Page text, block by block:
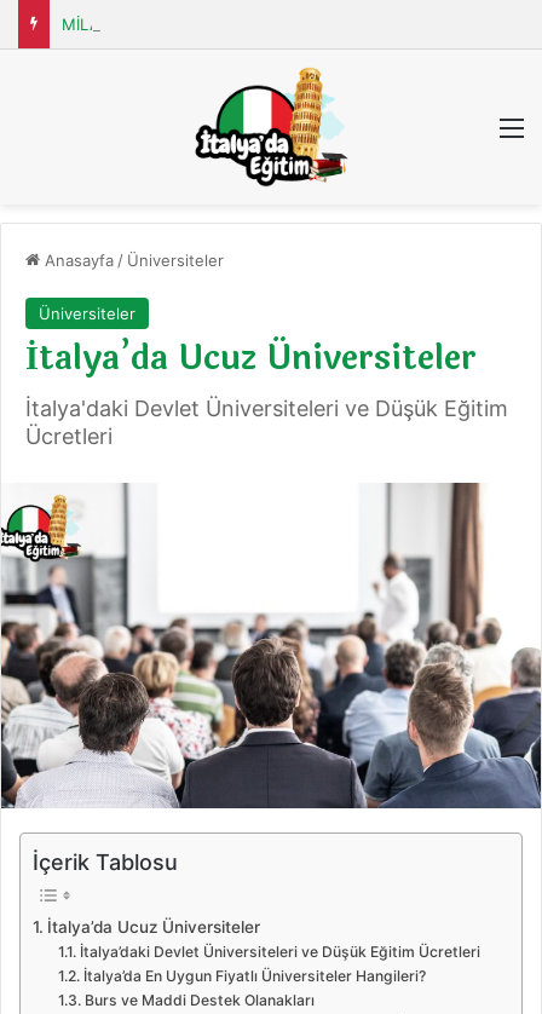
MİLANO Üniversitesi (Università degli Studi di MILANO)
Anasayfa / Üniversiteler
Üniversiteler
İtalya’da Ucuz Üniversiteler
İtalya'daki Devlet Üniversiteleri ve Düşük Eğitim
Ücretleri
İçerik Tablosu
İtalya’da Ucuz Üniversiteler
İtalya’daki Devlet Üniversiteleri ve Düşük Eğitim Ücretleri
İtalya’da En Uygun Fiyatlı Üniversiteler Hangileri?
Burs ve Maddi Destek Olanakları